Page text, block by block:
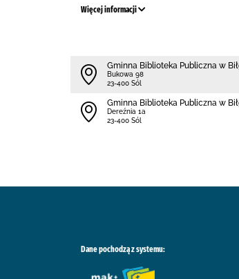
Więcej informacji
Gminna Biblioteka Publiczna w
Bukowa 98
23-400 Sól
Gminna Biblioteka Publiczna w
Dereźnia 1a
23-400 Sól
Dane pochodzą z systemu: